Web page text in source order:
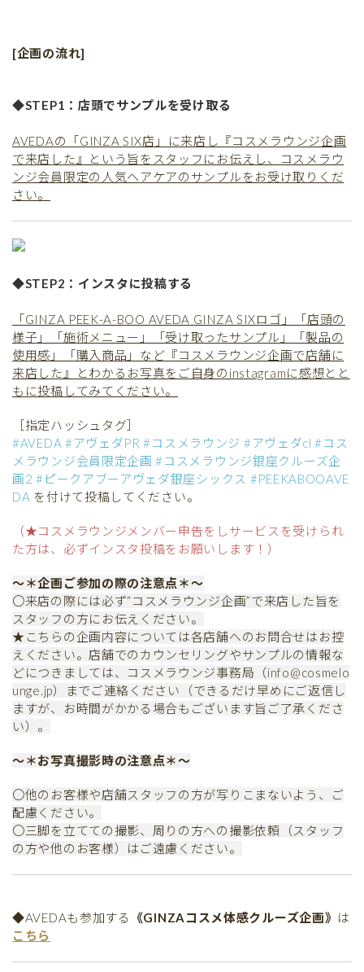
[企画の流れ]
◆STEP1：店頭でサンプルを受け取る
AVEDAの「GINZA SIX店」に来店し『コスメラウンジ企画
で来店した』という旨をスタッフにお伝えし、コスメラウ
ンジ会員限定の人気ヘアケアのサンプルをお受け取りくだ
さい。
◆STEP2：インスタに投稿する
「GINZA PEEK-A-BOO AVEDA GINZA SIXロゴ」「店頭の
様子」「施術メニュー」「受け取ったサンプル」「製品の
使用感」「購入商品」など『コスメラウンジ企画で店舗に
来店した』とわかるお写真をご自身のinstagramに感想とと
もに投稿してみてください。
［指定ハッシュタグ］
#AVEDA #アヴェダPR #コスメラウンジ #アヴェダcl #コス
メラウンジ会員限定企画 #コスメラウンジ銀座クルーズ企
画2 #ピークアブーアヴェダ銀座シックス #PEEKABOOAVE
DA を付けて投稿してください。
（★コスメラウンジメンバー申告をしサービスを受けられ
た方は、必ずインスタ投稿をお願いします！）
～＊企画ご参加の際の注意点＊～
〇来店の際には必ず“コスメラウンジ企画”で来店した旨を
スタッフの方にお伝えください。
★こちらの企画内容については各店舗へのお問合せはお控
えください。店舗でのカウンセリングやサンプルの情報な
どにつきましては、コスメラウンジ事務局（info@cosmelo
unge.jp）までご連絡ください（できるだけ早めにご返信し
ますが、お時間がかかる場合もございます旨ご了承くださ
い）。
～＊お写真撮影時の注意点＊～
〇他のお客様や店舗スタッフの方が写りこまないよう、ご
配慮ください。
〇三脚を立てての撮影、周りの方への撮影依頼（スタッフ
の方や他のお客様）はご遠慮ください。
◆AVEDAも参加する 《GINZAコスメ体感クルーズ企画》 は
こちら